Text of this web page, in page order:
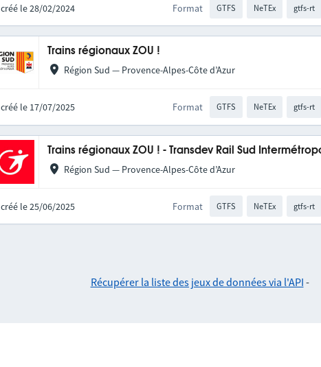
créé le 28/02/2024 Format GTFS NeTEx gtfs-rt
Trains régionaux ZOU !
Région Sud — Provence-Alpes-Côte d’Azur
créé le 17/07/2025 Format GTFS NeTEx gtfs-rt
Trains régionaux ZOU ! - Transdev Rail Sud
Région Sud — Provence-Alpes-Côte d’Azur
créé le 25/06/2025 Format GTFS NeTEx gtfs-rt
Récupérer la liste des jeux de données via l'API -